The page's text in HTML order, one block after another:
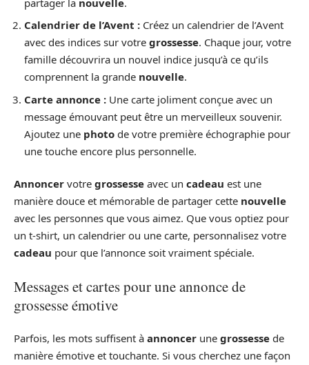
Calendrier de l’Avent : Créez un calendrier de l’Avent
avec des indices sur votre grossesse. Chaque jour, votre
famille découvrira un nouvel indice jusqu’à ce qu’ils
comprennent la grande nouvelle.
Carte annonce : Une carte joliment conçue avec un
message émouvant peut être un merveilleux souvenir.
Ajoutez une photo de votre première échographie pour
une touche encore plus personnelle.
Annoncer votre grossesse avec un cadeau est une
manière douce et mémorable de partager cette nouvelle
avec les personnes que vous aimez. Que vous optiez pour
un t-shirt, un calendrier ou une carte, personnalisez votre
cadeau pour que l’annonce soit vraiment spéciale.
Messages et cartes pour une annonce de
grossesse émotive
Parfois, les mots suffisent à annoncer une grossesse de
manière émotive et touchante. Si vous cherchez une façon